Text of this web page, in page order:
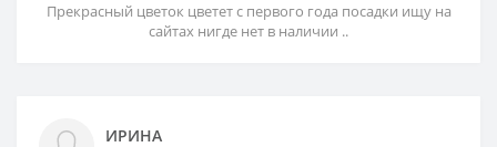
Прекрасный цветок цветет с первого года посадки ищу на
сайтах нигде нет в наличии ..
ИРИНА